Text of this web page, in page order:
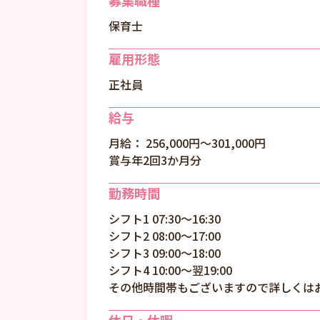
保育士
雇用形態
正社員
給与
月給： 256,000円〜301,000円
賞与年2回3か月分
勤務時間
シフト1 07:30～16:30
シフト2 08:00～17:00
シフト3 09:00～18:00
シフト4 10:00～翌19:00
その他時間帯もございますので詳しくは